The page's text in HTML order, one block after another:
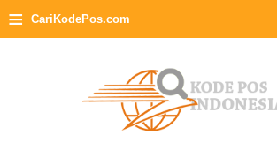
≡ CariKodePos.com